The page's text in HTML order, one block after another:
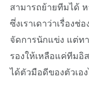
สามารถย้ายทีมได้
ซึ่งเราเดาว่าเรื่อง
จัดการนักแข่ง แต่ท
รองให้เหลือแค่ทีมอิ
ได้ตัวมือดีของตัวเอ